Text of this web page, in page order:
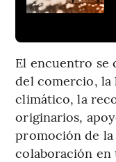
El encuentro
del comercio, la
climático, la
originarios,
promoción de
colaboración en